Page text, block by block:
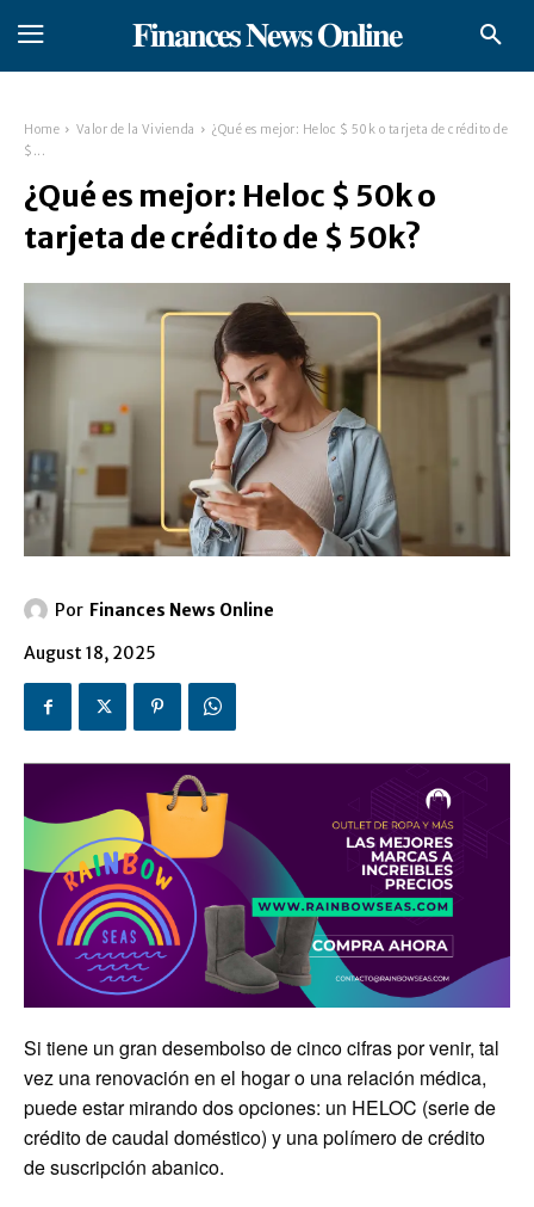
𝐅𝐢𝐧𝐚𝐧𝐜𝐞𝐬 𝐍𝐞𝐰𝐬 𝐎𝐧𝐥𝐢𝐧𝐞
Home Valor de la Vivienda
¿Qué es mejor: Heloc $ 50k o tarjeta de crédito de
$...
¿Qué es mejor: Heloc $ 50k o
tarjeta de crédito de $ 50k?
Por Finances News Online
August 18, 2025
Si tiene un gran desembolso de cinco cifras por venir, tal
vez una renovación en el hogar o una relación médica,
puede estar mirando dos opciones: un HELOC (serie de
crédito de caudal doméstico) y una polímero de crédito
de suscripción abanico.